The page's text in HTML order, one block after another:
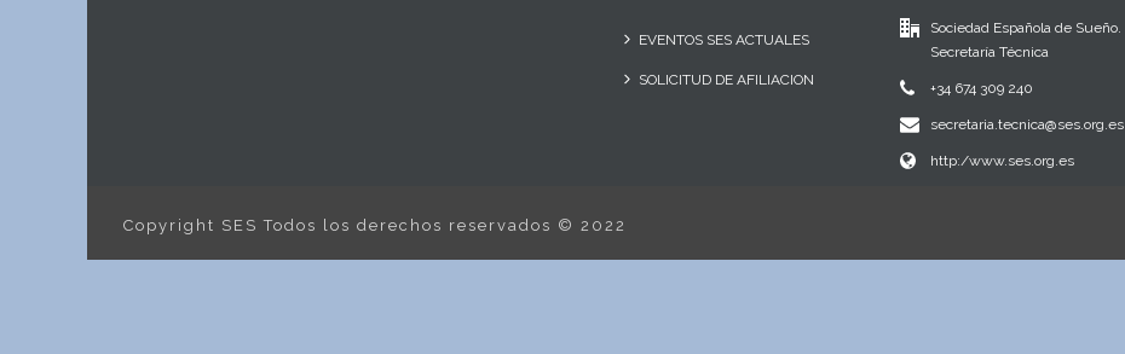
EVENTOS SES ACTUALES
SOLICITUD DE AFILIACION
Sociedad Española de Sueño.
Secretaría Técnica
+34 674 309 240
secretaria.tecnica@ses.org.es
http:/www.ses.org.es
Copyright SES Todos los derechos reservados © 2022